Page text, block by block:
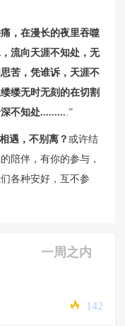
，在漫长的夜里吞噬
流向天涯不知处，无
苦，凭谁诉，天涯不
缕无时无刻的在切割
不知处..........”
遇，不别离？或许结
陪伴，有你的参与，
各种安好，互不参
一周之内
142